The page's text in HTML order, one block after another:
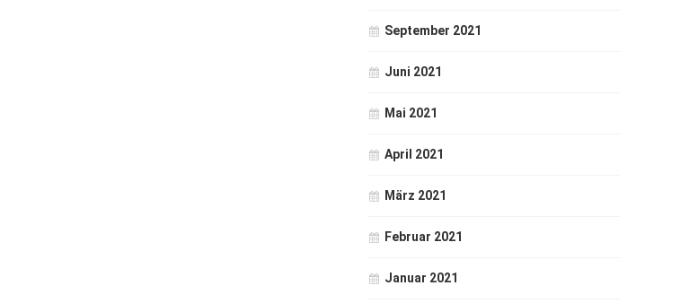
September 2021
Juni 2021
Mai 2021
April 2021
März 2021
Februar 2021
Januar 2021